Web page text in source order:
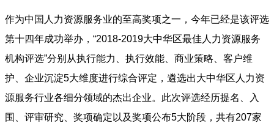
作为中国人力资源服务业的至高奖项之一，今年已经是该评选
第十四年成功举办，“2018-2019大中华区最佳人力资源服务
机构评选”分别从执行能力、执行效能、商业策略、客户维
护、企业沉淀5大维度进行综合评定，遴选出大中华区人力资
源服务行业各细分领域的杰出企业。此次评选经历提名、入
围、评审研究、奖项确定以及奖项公布5大阶段，共有207家